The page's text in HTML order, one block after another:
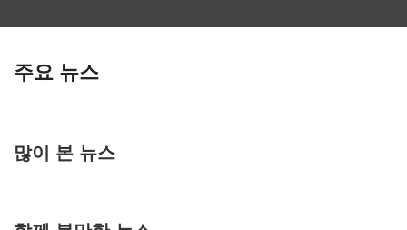
주요 뉴스
많이 본 뉴스